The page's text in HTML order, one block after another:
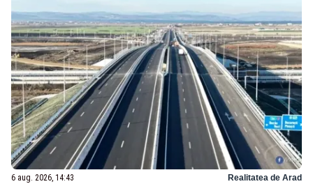
6 aug. 2026, 14:43 Realitatea de Arad